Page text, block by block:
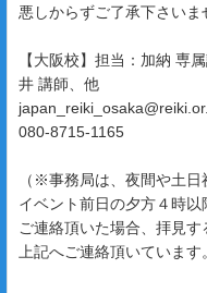
悪しからずご了承下さいま
【大阪校】担当：加納 専
井 講師、他
080-8715-1165
（※事務局は、夜間や土日
イベント前日の夕方４時
ご連絡頂いた場合、拝見す
上記へご連絡頂いています